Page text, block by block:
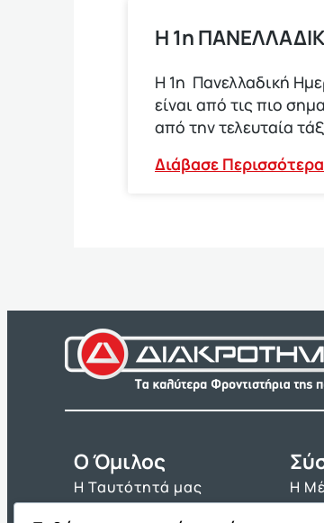
Η 1η
Η 1η Πανελλαδική
είναι από τις πιο
από την τελευταία
Διάβασε Περισσότερα
O Όμιλος
Η Ταυτότητά μας
Η